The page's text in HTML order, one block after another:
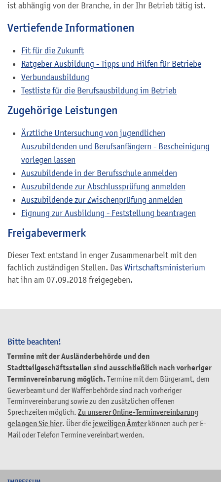
Bitte beachten!
Termine mit der Ausländerbehörde und den
Stadtteilgeschäftsstellen sind ausschließlich nach vorheriger
Terminvereinbarung möglich. Termine mit dem Bürgeramt, dem
Gewerbeamt und der Waffenbehörde sind nach vorheriger
Terminvereinbarung sowie zu den zusätzlichen offenen
Sprechzeiten möglich. Zu unserer Online-Terminvereinbarung
gelangen Sie hier. Über diejeweiligen Ämterkönnen auch per E-
Mail oder Telefon Termine vereinbart werden.
ist abhängig von der Branche, in der Ihr Betrieb tätig ist.
Vertiefende Informationen
Fit für die Zukunft
Ratgeber Ausbildung - Tipps und Hilfen für Betriebe
Verbundausbildung
Testliste für die Berufsausbildung im Betrieb
Zugehörige Leistungen
Ärztliche Untersuchung von jugendlichen
Auszubildenden und Berufsanfängern - Bescheinigung
vorlegen lassen
Auszubildende in der Berufsschule anmelden
Auszubildende zur Abschlussprüfung anmelden
Auszubildende zur Zwischenprüfung anmelden
Eignung zur Ausbildung - Feststellung beantragen
Freigabevermerk
Dieser Text entstand in enger Zusammenarbeit mit den
fachlich zuständigen Stellen. Das Wirtschaftsministerium
hat ihn am 07.09.2018 freigegeben.